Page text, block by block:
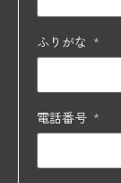
ふりがな
電話番号